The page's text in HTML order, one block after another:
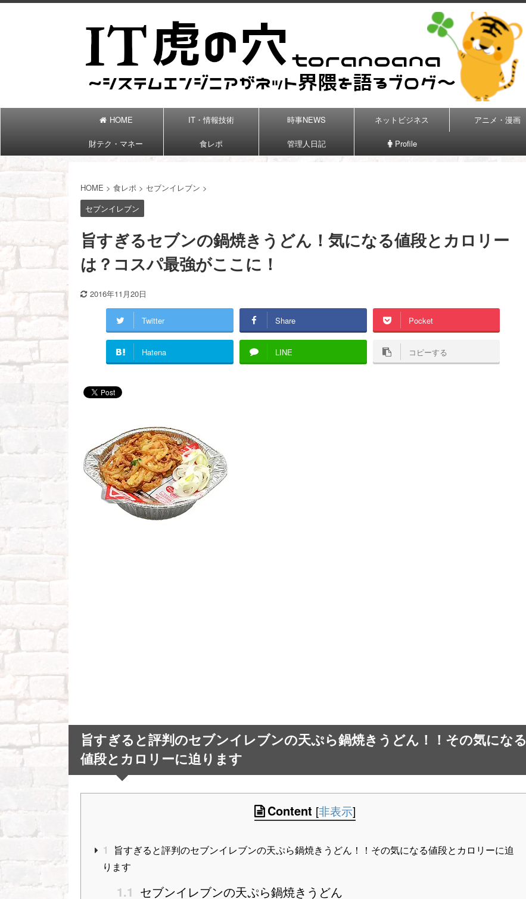
HOME IT・情報技術 時事NEWS ネットビジネス アニメ・漫画
財テク・マネー 食レポ 管理人日記 Profile
HOME > 食レポ > セブンイレブン >
セブンイレブン
旨すぎるセブンの鍋焼きうどん！気になる値段とカロリー
は？コスパ最強がここに！
2016年11月20日
Twitter Share Pocket
Hatena LINE コピーする
旨すぎると評判のセブンイレブンの天ぷら鍋焼きうどん！！その気になる
値段とカロリーに迫ります
Content [非表示]
1
旨すぎると評判のセブンイレブンの天ぷら鍋焼きうどん！！その気になる値段とカロリーに迫
ります
1.1 セブンイレブンの天ぷら鍋焼きうどん